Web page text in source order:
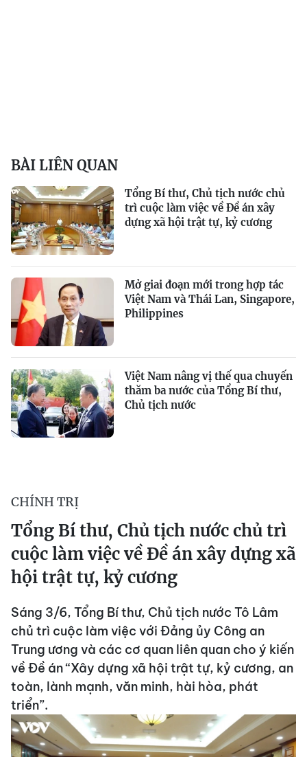
BÀI LIÊN QUAN
Tổng Bí thư, Chủ tịch nước chủ
trì cuộc làm việc về Đề án xây
dựng xã hội trật tự, kỷ cương
Mở giai đoạn mới trong hợp tác
Việt Nam và Thái Lan, Singapore,
Philippines
Việt Nam nâng vị thế qua chuyến
thăm ba nước của Tổng Bí thư,
Chủ tịch nước
CHÍNH TRỊ
Tổng Bí thư, Chủ tịch nước chủ trì
cuộc làm việc về Đề án xây dựng xã
hội trật tự, kỷ cương
Sáng 3/6, Tổng Bí thư, Chủ tịch nước Tô Lâm
chủ trì cuộc làm việc với Đảng ủy Công an
Trung ương và các cơ quan liên quan cho ý kiến
về Đề án “Xây dựng xã hội trật tự, kỷ cương, an
toàn, lành mạnh, văn minh, hài hòa, phát
triển”.